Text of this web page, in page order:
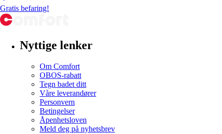
Gratis befaring!
Nyttige lenker
Om Comfort
OBOS-rabatt
Tegn badet ditt
Våre leverandører
Personvern
Betingelser
Åpenhetsloven
Meld deg på nyhetsbrev